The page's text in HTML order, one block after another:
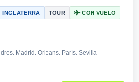
INGLATERRA TOUR CON VUELO
Madrid, Orleans, París, Sevilla